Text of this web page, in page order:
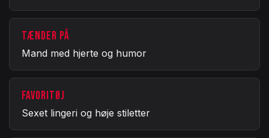
TÆNDER PÅ
Mand med hjerte og humor
FAVORITØJ
Sexet lingeri og høje stiletter